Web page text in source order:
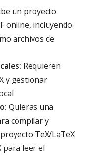
un proyecto
online, incluyendo
archivos de
Requieren
y gestionar
Quieras una
compilar y
TeX/LaTeX
para leer el